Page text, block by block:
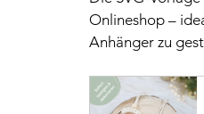
Onlineshop –
Anhänger zu